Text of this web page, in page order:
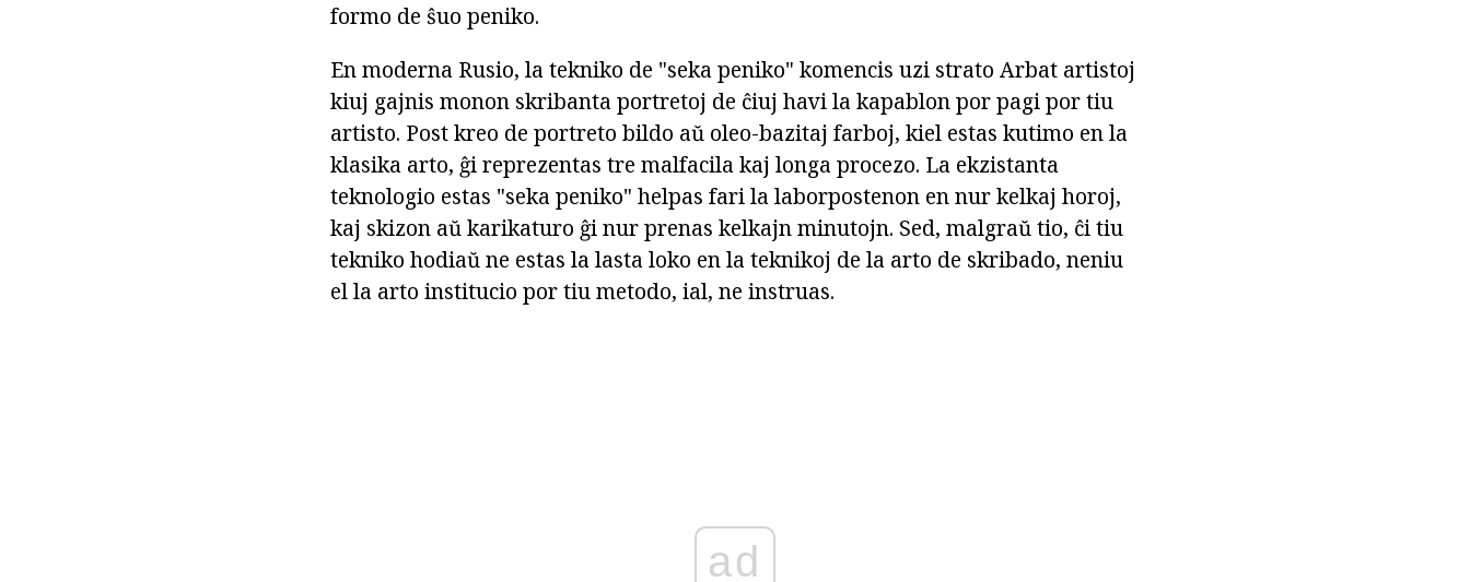
formo de ŝuo peniko.
En moderna Rusio, la tekniko de "seka peniko" komencis uzi strato Arbat artistoj
kiuj gajnis monon skribanta portretoj de ĉiuj havi la kapablon por pagi por tiu
artisto. Post kreo de portreto bildo aŭ oleo-bazitaj farboj, kiel estas kutimo en la
klasika arto, ĝi reprezentas tre malfacila kaj longa procezo. La ekzistanta
teknologio estas "seka peniko" helpas fari la laborpostenon en nur kelkaj horoj,
kaj skizon aŭ karikaturo ĝi nur prenas kelkajn minutojn. Sed, malgraŭ tio, ĉi tiu
tekniko hodiaŭ ne estas la lasta loko en la teknikoj de la arto de skribado, neniu
el la arto institucio por tiu metodo, ial, ne instruas.
ad